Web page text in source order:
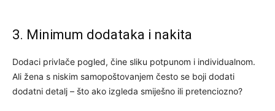
3. Minimum dodataka i nakita
Dodaci privlače pogled, čine sliku potpunom i individualnom.
Ali žena s niskim samopoštovanjem često se boji dodati
dodatni detalj – što ako izgleda smiješno ili pretenciozno?